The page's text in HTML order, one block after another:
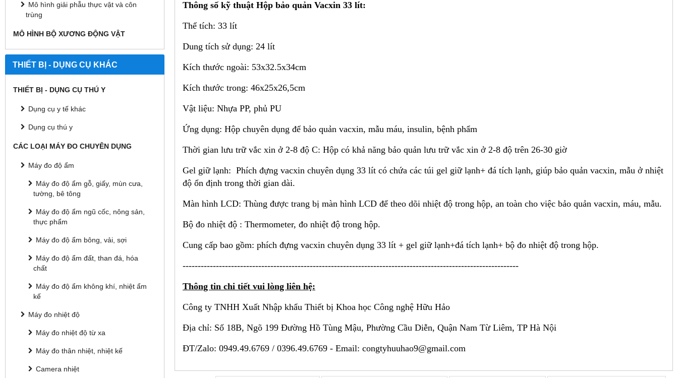
Mô hình giải phẫu thực vật và côn
trùng
MÔ HÌNH BỘ XƯƠNG ĐỘNG VẬT
THIẾT BỊ - DỤNG CỤ KHÁC
THIẾT BỊ - DỤNG CỤ THÚ Y
Dụng cụ y tế khác
Dụng cụ thú y
CÁC LOẠI MÁY ĐO CHUYÊN DỤNG
Máy đo độ ẩm
Máy đo độ ẩm gỗ, giấy, mùn cưa,
tường, bê tông
Máy đo độ ẩm ngũ cốc, nông sản,
thực phẩm
Máy đo độ ẩm bông, vải, sợi
Máy đo độ ẩm đất, than đá, hóa
chất
Máy đo độ ẩm không khí, nhiệt ẩm
kế
Máy đo nhiệt độ
Máy đo nhiệt độ từ xa
Máy đo thân nhiệt, nhiệt kế
Camera nhiệt
Thông số kỹ thuật Hộp bảo quản Vacxin 33 lít:
Thể tích: 33 lít
Dung tích sử dụng: 24 lít
Kích thước ngoài: 53x32.5x34cm
Kích thước trong: 46x25x26,5cm
Vật liệu: Nhựa PP, phủ PU
Ứng dụng: Hộp chuyên dụng để bảo quản vacxin, mẫu máu, insulin, bệnh phẩm
Thời gian lưu trữ vắc xin ở 2-8 độ C: Hộp có khả năng bảo quản lưu trữ vắc xin ở 2-8 độ trên 26-30 giờ
Gel giữ lạnh: Phích đựng vacxin chuyên dụng 33 lít có chứa các túi gel giữ lạnh+ đá tích lạnh, giúp bảo quản vacxin, mẫu ở nhiệt
độ ổn định trong thời gian dài.
Màn hình LCD: Thùng được trang bị màn hình LCD để theo dõi nhiệt độ trong hộp, an toàn cho việc bảo quản vacxin, máu, mẫu.
Bộ đo nhiệt độ : Thermometer, đo nhiệt độ trong hộp.
Cung cấp bao gồm: phích đựng vacxin chuyên dụng 33 lít + gel giữ lạnh+đá tích lạnh+ bộ đo nhiệt độ trong hộp.
---------------------------------------------------------------------------------------------------------------
Thông tin chi tiết vui lòng liên hệ:
Công ty TNHH Xuất Nhập khẩu Thiết bị Khoa học Công nghệ Hữu Hảo
Địa chỉ: Số 18B, Ngõ 199 Đường Hồ Tùng Mậu, Phường Cầu Diễn, Quận Nam Từ Liêm, TP Hà Nội
ĐT/Zalo: 0949.49.6769 / 0396.49.6769 - Email: congtyhuuhao9@gmail.com